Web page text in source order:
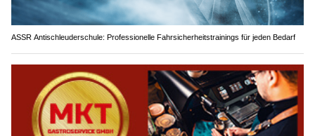
ASSR Antischleuderschule: Professionelle Fahrsicherheitstrainings für jeden Bedarf